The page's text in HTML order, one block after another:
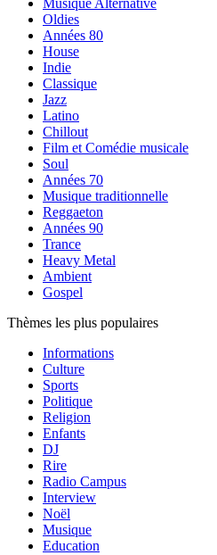
Musique Alternative
Oldies
Années 80
House
Indie
Classique
Jazz
Latino
Chillout
Film et Comédie musicale
Soul
Années 70
Musique traditionnelle
Reggaeton
Années 90
Trance
Heavy Metal
Ambient
Gospel
Thèmes les plus populaires
Informations
Culture
Sports
Politique
Religion
Enfants
DJ
Rire
Radio Campus
Interview
Noël
Musique
Education